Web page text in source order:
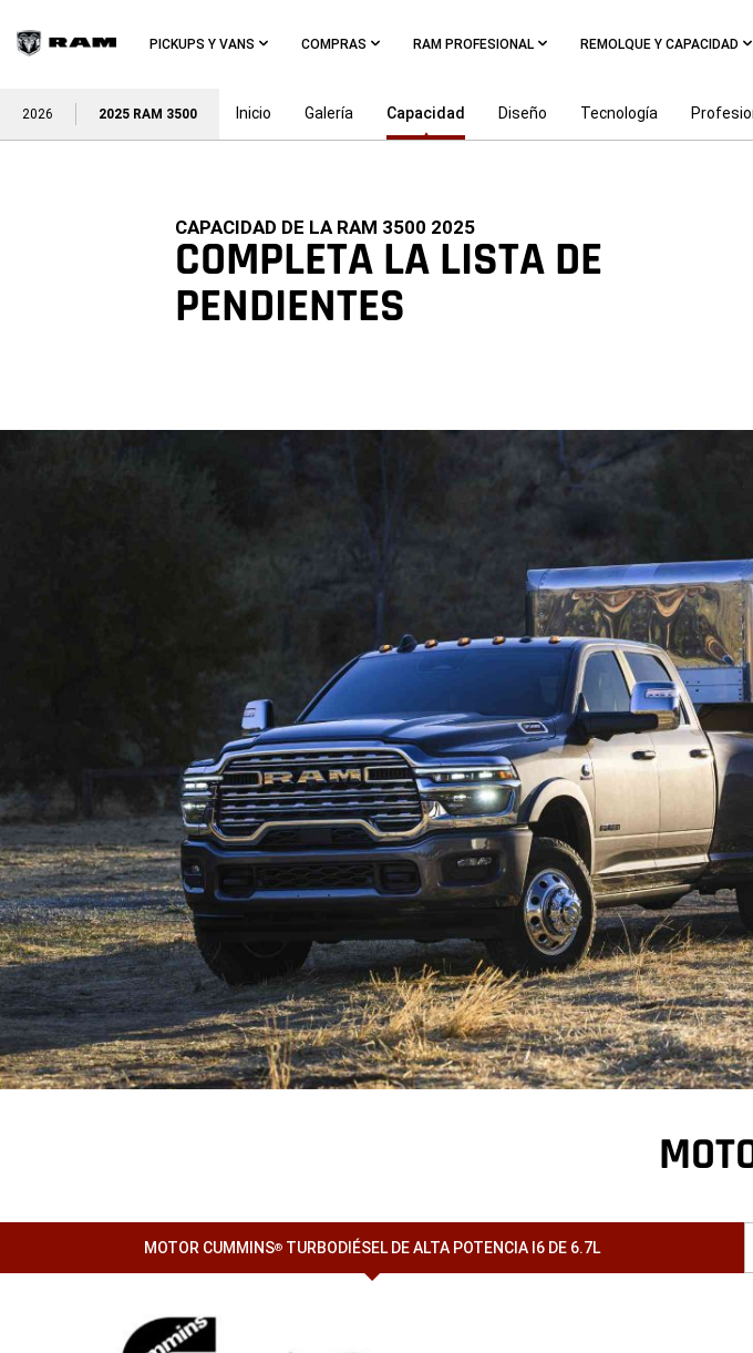
Main
PICKUPS Y VANS COMPRAS RAM PROFESIONAL REMOLQUE Y CAPACIDAD
2026 2025 RAM 3500 Inicio Galería Capacidad Diseño Tecnología
CAPACIDAD DE LA RAM 3500 2025
COMPLETA LA LISTA DE
PENDIENTES
MOTOR CUMMINS® TURBODIÉSEL DE ALTA POTENCIA I6 DE 6.7L